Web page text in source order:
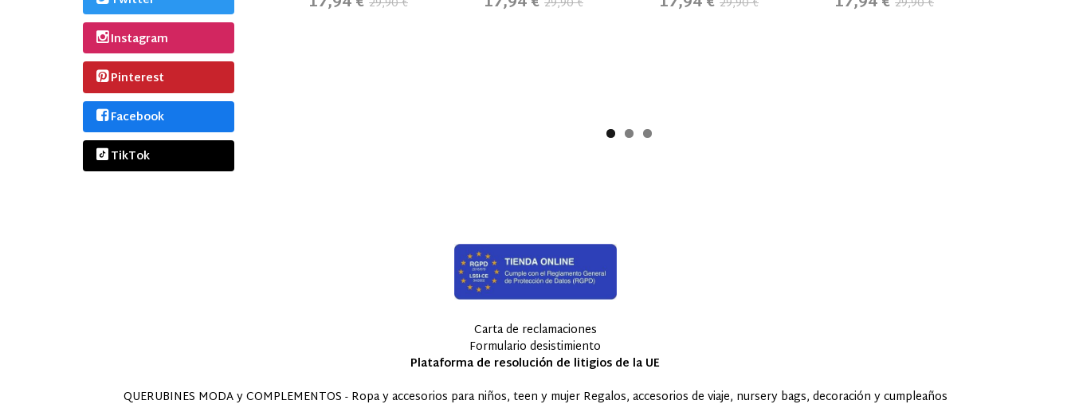
Instagram
Pinterest
Facebook
TikTok
Carta de reclamaciones
Formulario desistimiento
Plataforma de resolución de litigios de la UE
QUERUBINES MODA y COMPLEMENTOS - Ropa y accesorios para niños, teen y mujer Regalos, accesorios de viaje, nursery bags, decoración y cumpleaños